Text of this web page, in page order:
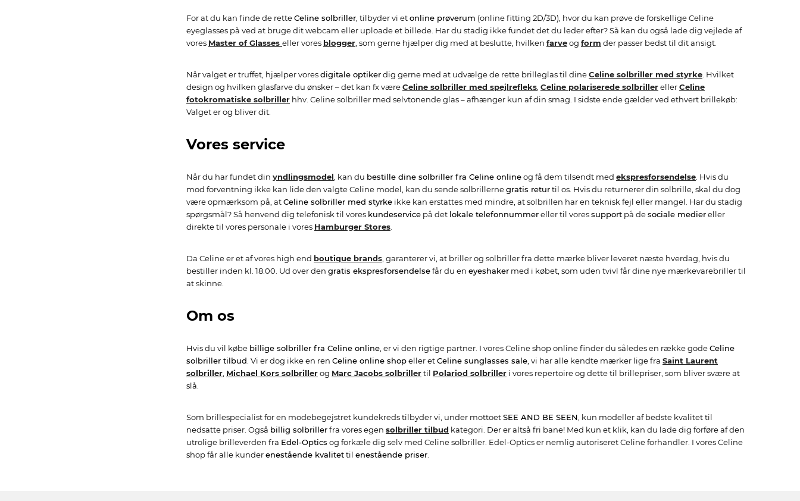
For at du kan finde de retteCeline solbriller, tilbyder vi etonline prøverum (online fitting 2D/3D), hvor du kan prøve de forskellige Celine
eyeglasses på ved at bruge dit webcam eller uploade et billede. Har du stadig ikke fundet det du leder efter? Så kan du også lade dig vejlede af
vores Master of Glasses eller vores blogger, som gerne hjælper dig med at beslutte, hvilken farveog form der passer bedst til dit ansigt.
Når valget er truffet, hjælper voresdigitale optikerdig gerne med at udvælge de rette brilleglas til dineCeline solbriller med styrke. Hvilket
design og hvilken glasfarve du ønsker – det kan fx væreCeline solbriller med spejlrefleks, Celine polariserede solbrillerellerCeline
fotokromatiske solbriller hhv. Celine solbriller med selvtonende glas – afhænger kun af din smag. I sidste ende gælder ved ethvert brillekøb:
Valget er og bliver dit.
Vores service
Når du har fundet din yndlingsmodel, kan du bestille dine solbriller fra Celine onlineog få dem tilsendt med ekspresforsendelse. Hvis du
mod forventning ikke kan lide den valgte Celine model, kan du sende solbrillernegratis returtil os. Hvis du returnerer din solbrille, skal du dog
være opmærksom på, atCeline solbriller med styrke ikke kan erstattes med mindre, at solbrillen har en teknisk fejl eller mangel. Har du stadig
spørgsmål? Så henvend dig telefonisk til vores kundeservice på det lokale telefonnummereller til voressupport på desociale mediereller
direkte til vores personale i vores Hamburger Stores.
Da Celine er et af vores high end boutique brands, garanterer vi, at briller og solbriller fra dette mærke bliver leveret næste hverdag, hvis du
bestiller inden kl. 18.00. Ud over den gratis ekspresforsendelsefår du en eyeshaker med i købet, som uden tvivl får dine nye mærkevarebriller til
at skinne.
Om os
Hvis du vil købe billige solbriller fra Celine online, er vi den rigtige partner. I vores Celine shop online finder du således en række godeCeline
solbriller tilbud. Vi er dog ikke en ren Celine online shopeller etCeline sunglasses sale, vi har alle kendte mærker lige fra Saint Laurent
solbriller, Michael Kors solbrillerog Marc Jacobs solbrillertil Polariod solbriller i vores repertoire og dette til brillepriser, som bliver svære at
slå.
Som brillespecialist for en modebegejstret kundekreds tilbyder vi, under mottoetSEE AND BE SEEN, kun modeller af bedste kvalitet til
nedsatte priser. Også billig solbrillerfra vores egen solbriller tilbud kategori. Der er altså fri bane! Med kun et klik, kan du lade dig forføre af den
utrolige brilleverden fra Edel-Optics og forkæle dig selv med Celine solbriller. Edel-Optics er nemlig autoriseret Celine forhandler. I vores Celine
shop får alle kunderenestående kvalitettil enestående priser.